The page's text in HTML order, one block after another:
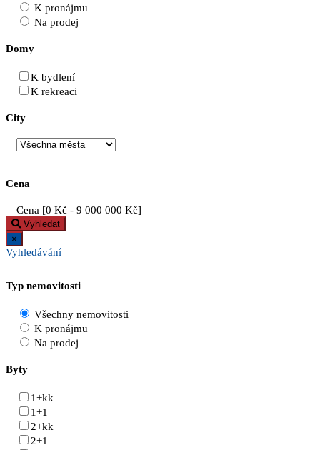
K pronájmu
Na prodej
Domy
K bydlení
K rekreaci
City
Cena
Cena [0 Kč - 9 000 000 Kč]
Vyhledat
×
Vyhledávání
Typ nemovitosti
Všechny nemovitosti
K pronájmu
Na prodej
Byty
1+kk
1+1
2+kk
2+1